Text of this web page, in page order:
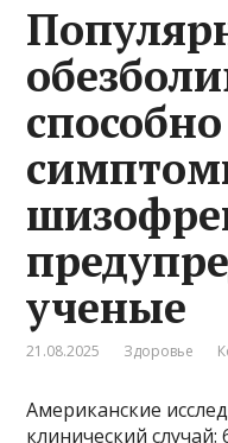
ученые
21.08.2025 Здоровье
Американские
клинический